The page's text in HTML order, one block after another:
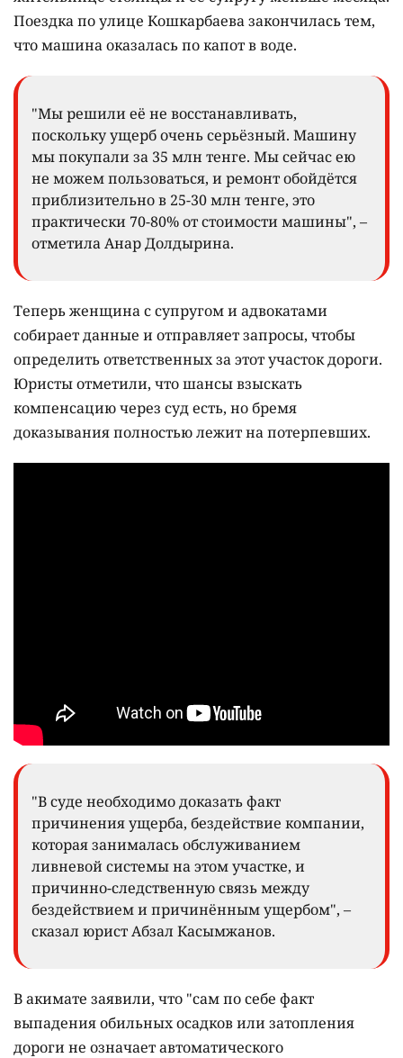
Поездка по улице Кошкарбаева закончилась тем,
что машина оказалась по капот в воде.
"Мы решили её не восстанавливать,
поскольку ущерб очень серьёзный. Машину
мы покупали за 35 млн тенге. Мы сейчас ею
не можем пользоваться, и ремонт обойдётся
приблизительно в 25-30 млн тенге, это
практически 70-80% от стоимости машины", –
отметила Анар Долдырина.
Теперь женщина с супругом и адвокатами
собирает данные и отправляет запросы, чтобы
определить ответственных за этот участок дороги.
Юристы отметили, что шансы взыскать
компенсацию через суд есть, но бремя
доказывания полностью лежит на потерпевших.
"В суде необходимо доказать факт
причинения ущерба, бездействие компании,
которая занималась обслуживанием
ливневой системы на этом участке, и
причинно-следственную связь между
бездействием и причинённым ущербом", –
сказал юрист Абзал Касымжанов.
В акимате заявили, что "сам по себе факт
выпадения обильных осадков или затопления
дороги не означает автоматического